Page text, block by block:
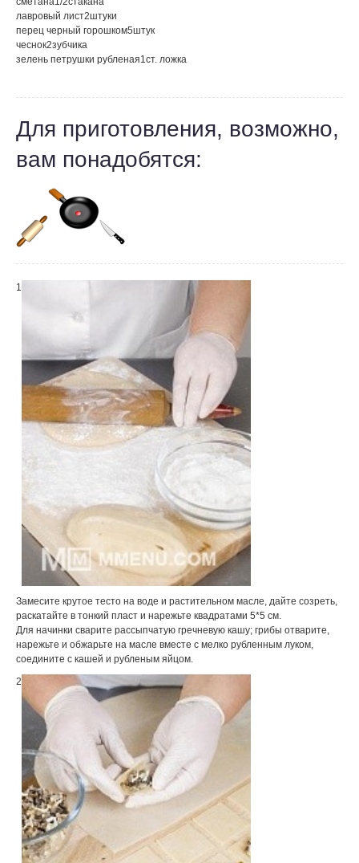
лавровый лист2штуки
перец черный горошком5штук
чеснок2зубчика
зелень петрушки рубленая1ст. ложка
Для приготовления, возможно,
вам понадобятся:
1
Замесите крутое тесто на воде и растительном масле, дайте созреть,
раскатайте в тонкий пласт и нарежьте квадратами 5*5 см.
Для начинки сварите рассыпчатую гречневую кашу; грибы отварите,
нарежьте и обжарьте на масле вместе с мелко рубленным луком,
соедините с кашей и рубленым яйцом.
2